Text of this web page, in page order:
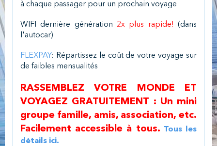
à chaque passager pour un prochain voyage
WIFI dernière génération 2x plus rapide! (dans
l'autocar)
FLEXPAY: Répartissez le coût de votre voyage sur
de faibles mensualités
RASSEMBLEZ VOTRE MONDE ET
VOYAGEZ GRATUITEMENT : Un mini
groupe famille, amis, association, etc.
Facilement accessible à tous. Tous les
détails ici.